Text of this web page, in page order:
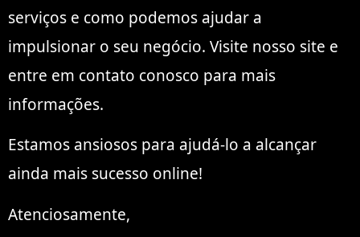
serviços e como podemos ajudar a
impulsionar o seu negócio. Visite nosso site e
entre em contato conosco para mais
informações.
Estamos ansiosos para ajudá-lo a alcançar
ainda mais sucesso online!
Atenciosamente,